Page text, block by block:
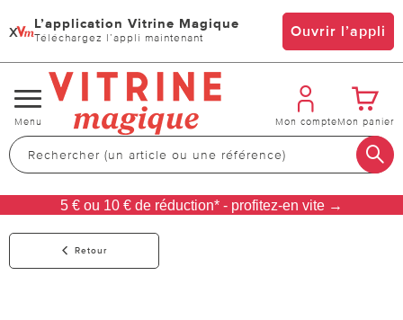
x L’application Vitrine Magique
Téléchargez l’appli maintenant Ouvrir l’appli
Changer
de
navigation
Menu Mon compteMon panier
5 € ou 10 € de réduction* - profitez-en vite →
Retour